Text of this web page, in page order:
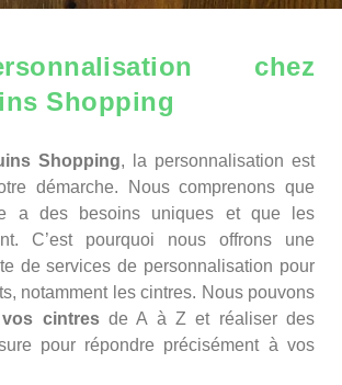
chez
Shopping
Shopping, la personnalisation est
démarche. Nous comprenons que
a des besoins uniques et que les
C’est pourquoi nous offrons une
de services de personnalisation pour
notamment les cintres. Nous pouvons
cintresde A à Z et réaliser des
pour répondre précisément à vos